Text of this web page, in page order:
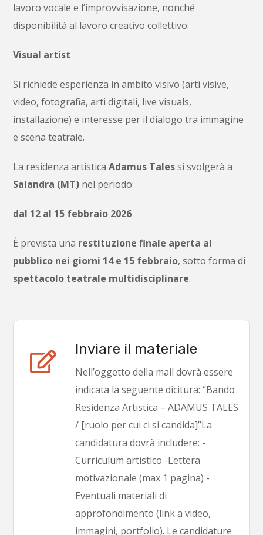
lavoro vocale e l’improvvisazione, nonché
disponibilità al lavoro creativo collettivo.
Visual artist
Si richiede esperienza in ambito visivo (arti visive,
video, fotografia, arti digitali, live visuals,
installazione) e interesse per il dialogo tra immagine
e scena teatrale.
La residenza artisticaAdamus Talessi svolgerà a
Salandra (MT) nel periodo:
dal 12 al 15 febbraio 2026
È prevista una restituzione finale aperta al
pubblico nei giorni 14 e 15 febbraio, sotto forma di
spettacolo teatrale multidisciplinare.
Inviare il materiale
Nell’oggetto della mail dovrà essere
indicata la seguente dicitura: “Bando
Residenza Artistica – ADAMUS TALES
/ [ruolo per cui ci si candida]”La
candidatura dovrà includere: -
Curriculum artistico -Lettera
motivazionale (max 1 pagina) -
Eventuali materiali di
approfondimento (link a video,
immagini, portfolio). Le candidature